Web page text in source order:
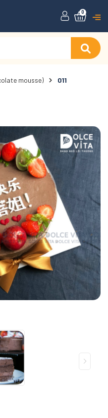
0
mousse)
011